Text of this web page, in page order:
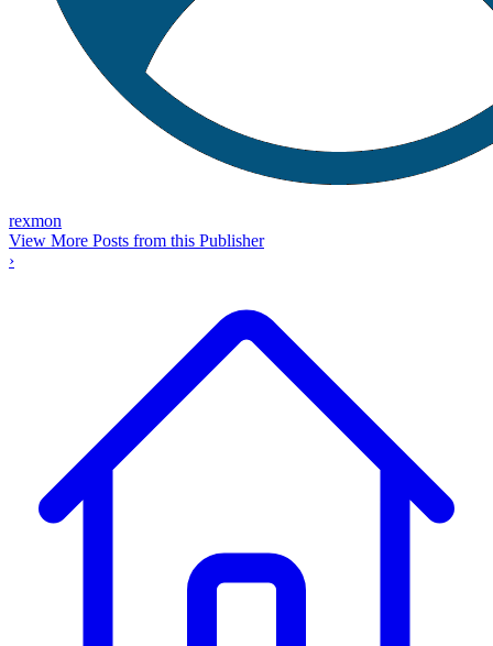
rexmon
View More Posts from this Publisher
›